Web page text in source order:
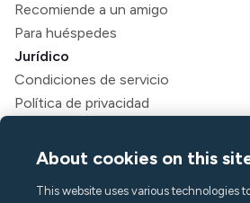
Recomiende a un amigo
Para huéspedes
Jurídico
Condiciones de servicio
Política de privacidad
Jurídico
Empresa
About cookies on this
This website uses various technologies